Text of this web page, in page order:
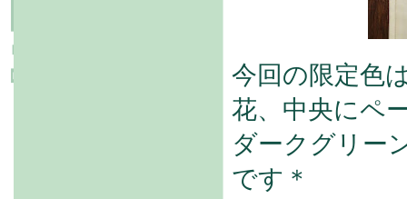
今回の限定色
花、中央にペ
ダークグリー
です＊